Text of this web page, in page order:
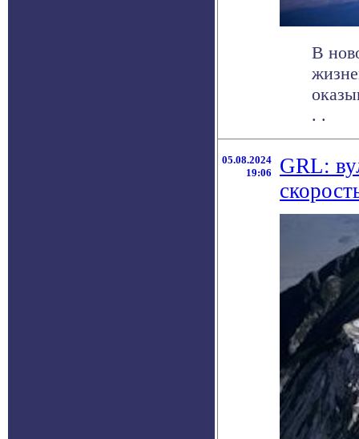
В
. .
05.08.2024
19:06
GRL: